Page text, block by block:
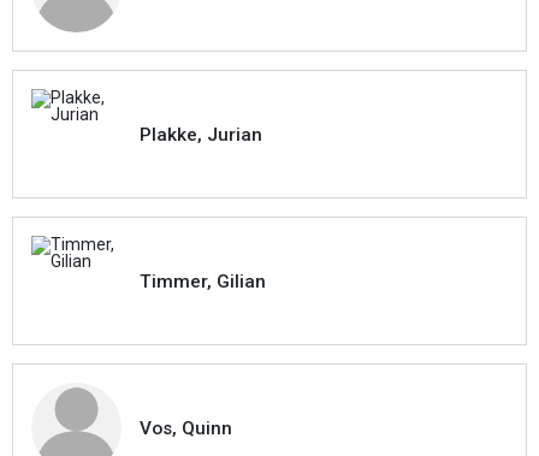
Plakke, Jurian
Timmer, Gilian
Vos, Quinn